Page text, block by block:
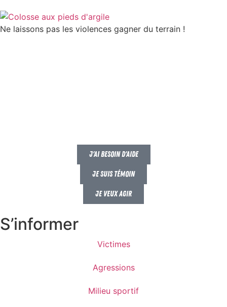
Ne laissons pas les violences gagner du terrain !
J'ai besoin d'aide
Je suis témoin
Je veux agir
S’informer
Victimes
Agressions
Milieu sportif